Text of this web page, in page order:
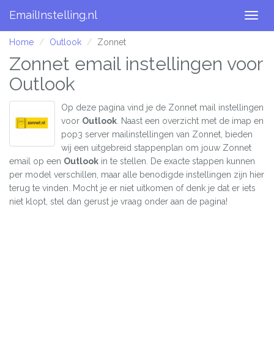
EmailInstelling.nl
Home Outlook Zonnet
Zonnet email instellingen voor
Outlook
Op deze pagina vind je de Zonnet mail instellingen
voor Outlook . Naast een overzicht met de imap en
pop3 server mailinstellingen van Zonnet, bieden
wij een uitgebreid stappenplan om jouw Zonnet
email op een Outlook in te stellen. De exacte stappen kunnen
per model verschillen, maar alle benodigde instellingen zijn hier
terug te vinden. Mocht je er niet uitkomen of denk je dat er iets
niet klopt, stel dan gerust je vraag onder aan de pagina!